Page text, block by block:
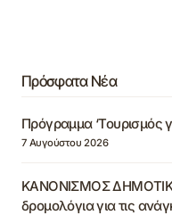
Πρόσφατα Νέα
Πρόγραμμα ‘Τουρισμός
7 Αυγούστου 2026
ΚΑΝΟΝΙΣΜΟΣ
δρομολόγια για τις